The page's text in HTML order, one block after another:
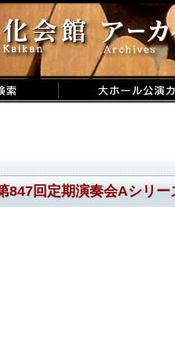
847回定期演奏会Aシリー